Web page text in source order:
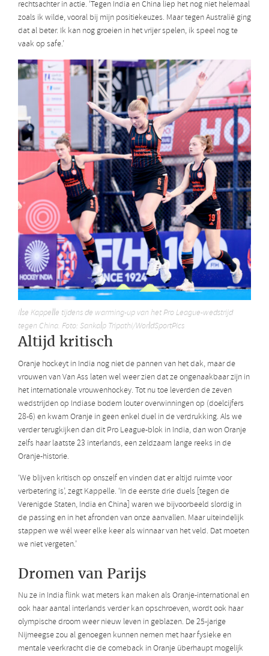
rechtsachter in actie. ‘Tegen India en China liep het nog niet helemaal
zoals ik wilde, vooral bij mijn positiekeuzes. Maar tegen Australië ging
dat al beter. Ik kan nog groeien in het vrijer spelen, ik speel nog te
vaak op safe.’
Ilse Kappelle tijdens de warming-up van het Pro League-wedstrijd
tegen China. Foto: Sankalp Tripathi/WorldSportPics
Altijd kritisch
Oranje hockeyt in India nog niet de pannen van het dak, maar de
vrouwen van Van Ass laten wel weer zien dat ze ongenaakbaar zijn in
het internationale vrouwenhockey. Tot nu toe leverden de zeven
wedstrijden op Indiase bodem louter overwinningen op (doelcijfers
28-6) en kwam Oranje in geen enkel duel in de verdrukking. Als we
verder terugkijken dan dit Pro League-blok in India, dan won Oranje
zelfs haar laatste 23 interlands, een zeldzaam lange reeks in de
Oranje-historie.
‘We blijven kritisch op onszelf en vinden dat er altijd ruimte voor
verbetering is’, zegt Kappelle. ‘In de eerste drie duels [tegen de
Verenigde Staten, India en China] waren we bijvoorbeeld slordig in
de passing en in het afronden van onze aanvallen. Maar uiteindelijk
stappen we wél weer elke keer als winnaar van het veld. Dat moeten
we niet vergeten.’
Dromen van Parijs
Nu ze in India flink wat meters kan maken als Oranje-international en
ook haar aantal interlands verder kan opschroeven, wordt ook haar
olympische droom weer nieuw leven in geblazen. De 25-jarige
Nijmeegse zou al genoegen kunnen nemen met haar fysieke en
mentale veerkracht die de comeback in Oranje überhaupt mogelijk